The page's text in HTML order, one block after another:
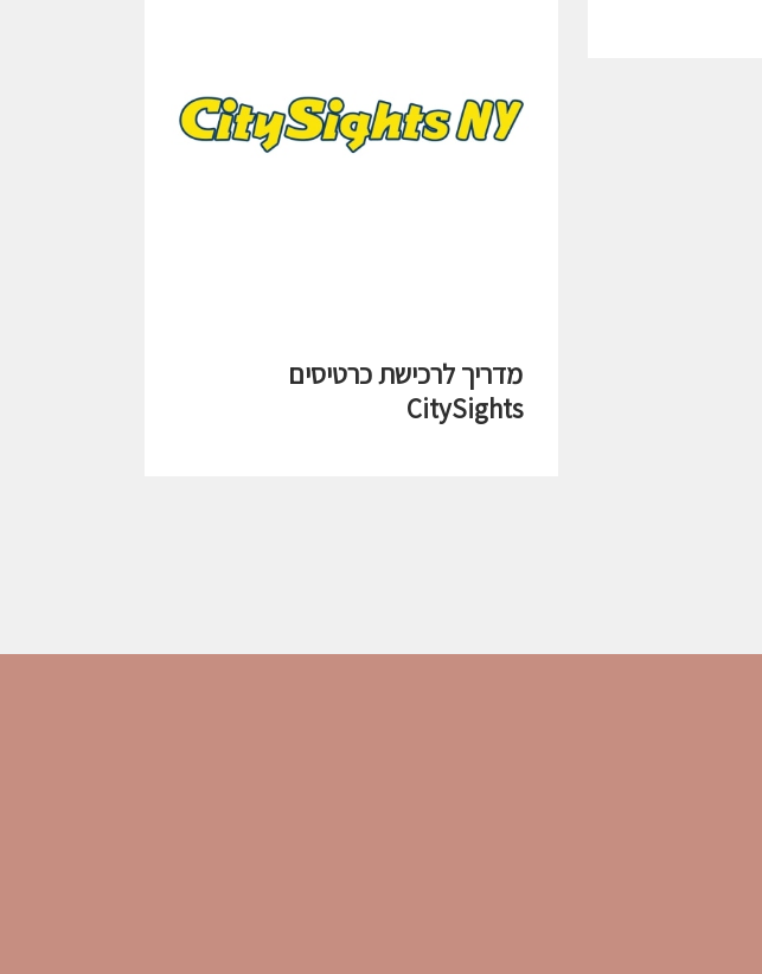
מדריך לרכישת כרטיסים
CitySights